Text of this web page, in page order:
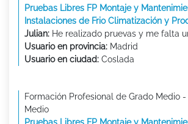
Pruebas Libres FP Montaje y
Instalaciones de Frio Climatización y
Julian: He realizado pruevas y me falta
Usuario en provincia: Madrid
Usuario en ciudad: Coslada
Formación Profesional de Grado Medio
Medio
Pruebas Libres FP Montaje y